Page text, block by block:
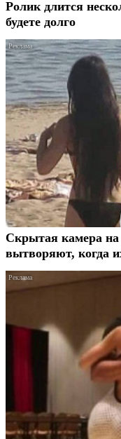
Ролик длится
будете долго
Скрытая камера
вытворяют, когда